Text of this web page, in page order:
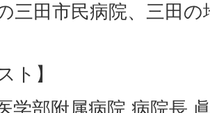
三田市民病院、三田
ト】
学部附属病院 病院長